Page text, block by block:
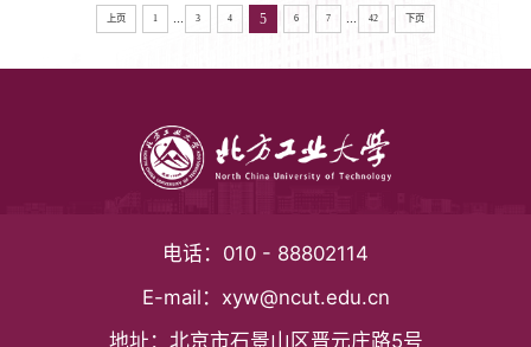
Ilab-x平台是教育部推动实验教学信息化的核心载体，
汇聚全国优质虚拟仿真实验资源，支持跨校共享与在
线教学融合。用户可通过平台直接访问并开展实验学
上页 1 3 4 5 6 7 42 下页
电话： 010 - 88802114
E-mail： xyw@ncut.edu.cn
地址： 北京市石景山区晋元庄路5号